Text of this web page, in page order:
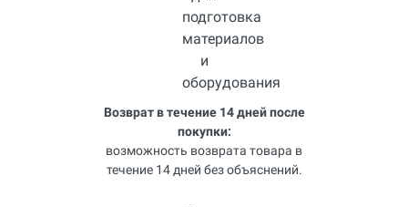
Возврат в течение 14 дней после
покупки:
возможность возврата товара в
течение 14 дней без объяснений.